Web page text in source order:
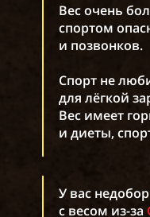
Вес очень
спортом
и позвонков.
Спорт не
для лёгкой
Вес имеет
и диеты,
У вас
с весом из-за